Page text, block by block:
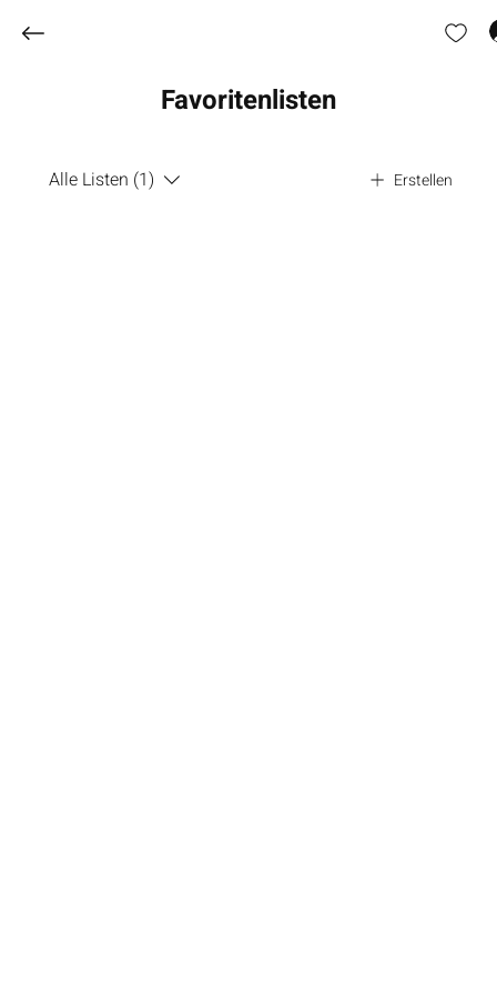
Alle Listen (1) Erstellen
Favoritenlisten